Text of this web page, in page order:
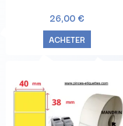
26,00 €
ACHETER